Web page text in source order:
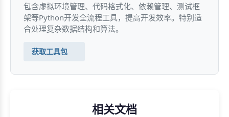
包含虚拟环境管理、代码格式化、依赖管理、测试框
架等Python开发全流程工具，提高开发效率。特别适
合处理复杂数据结构和算法。
获取工具包
相关文档